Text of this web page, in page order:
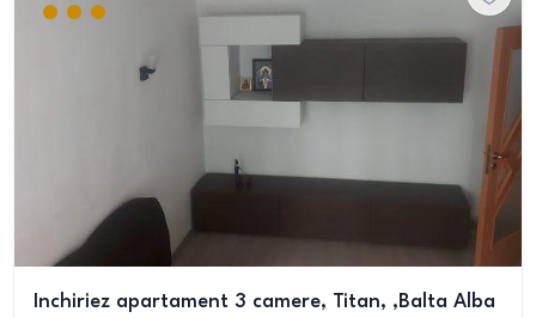
Inchiriez apartament 3 camere, Titan, ,Balta Alba